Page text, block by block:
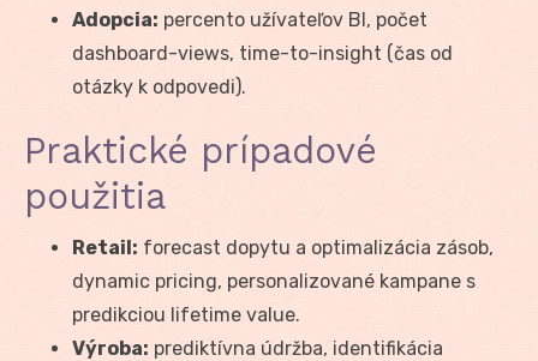
Adopcia: percento užívateľov BI, počet
dashboard-views, time-to-insight (čas od
otázky k odpovedi).
Praktické prípadové
použitia
Retail: forecast dopytu a optimalizácia zásob,
dynamic pricing, personalizované kampane s
predikciou lifetime value.
Výroba: prediktívna údržba, identifikácia